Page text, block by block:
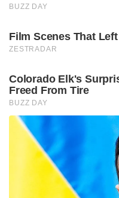
BUZZ DAY
Film Scenes That
ZESTRADAR
Colorado Elk's
Freed From Tire
BUZZ DAY